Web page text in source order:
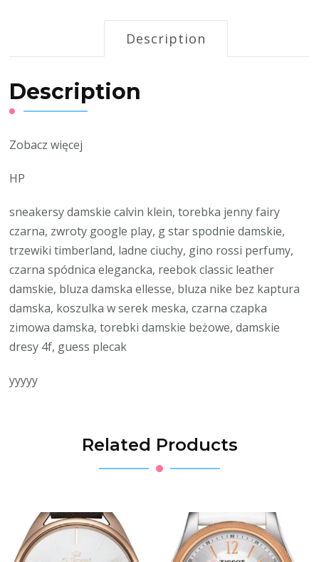
Description
Description
Zobacz więcej
HP
sneakersy damskie calvin klein, torebka jenny fairy
czarna, zwroty google play, g star spodnie damskie,
trzewiki timberland, ladne ciuchy, gino rossi perfumy,
czarna spódnica elegancka, reebok classic leather
damskie, bluza damska ellesse, bluza nike bez kaptura
damska, koszulka w serek meska, czarna czapka
zimowa damska, torebki damskie beżowe, damskie
dresy 4f, guess plecak
yyyyy
Related Products